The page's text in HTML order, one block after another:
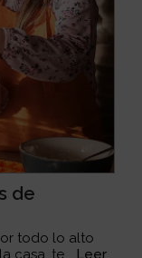
de
todo lo alto
casa, te... Leer